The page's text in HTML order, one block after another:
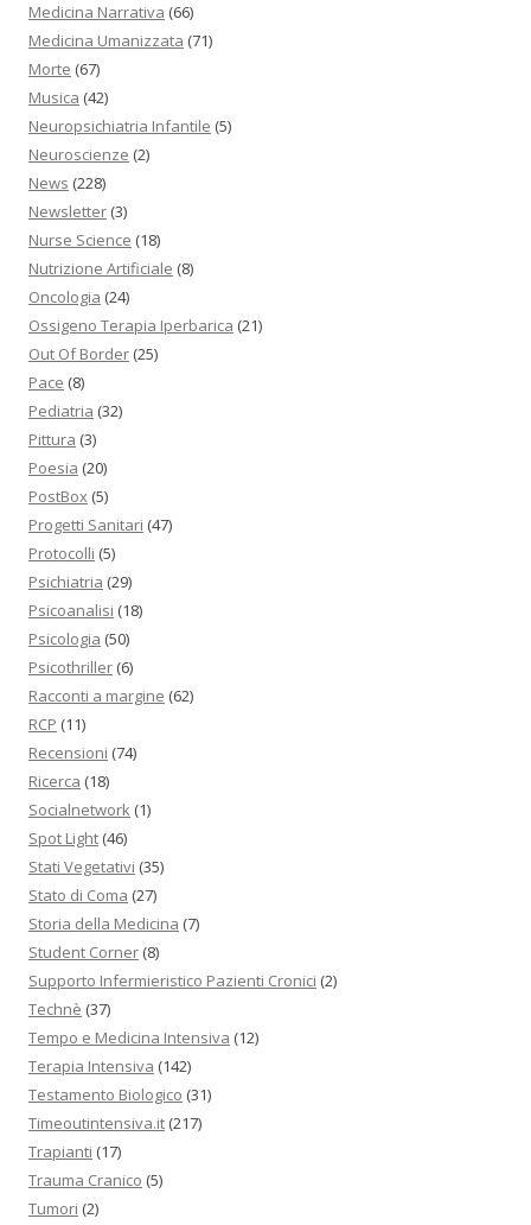
Medicina Narrativa (66)
Medicina Umanizzata (71)
Morte (67)
Musica (42)
Neuropsichiatria Infantile (5)
Neuroscienze (2)
News (228)
Newsletter (3)
Nurse Science (18)
Nutrizione Artificiale (8)
Oncologia (24)
Ossigeno Terapia Iperbarica (21)
Out Of Border (25)
Pace (8)
Pediatria (32)
Pittura (3)
Poesia (20)
PostBox (5)
Progetti Sanitari (47)
Protocolli (5)
Psichiatria (29)
Psicoanalisi (18)
Psicologia (50)
Psicothriller (6)
Racconti a margine (62)
RCP (11)
Recensioni (74)
Ricerca (18)
Socialnetwork (1)
Spot Light (46)
Stati Vegetativi (35)
Stato di Coma (27)
Storia della Medicina (7)
Student Corner (8)
Supporto Infermieristico Pazienti Cronici (2)
Technè (37)
Tempo e Medicina Intensiva (12)
Terapia Intensiva (142)
Testamento Biologico (31)
Timeoutintensiva.it (217)
Trapianti (17)
Trauma Cranico (5)
Tumori (2)